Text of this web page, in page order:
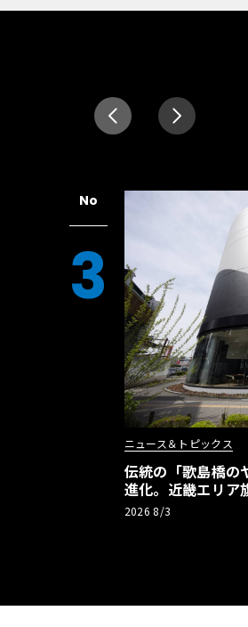
No
3
ニュース＆トピックス
伝統の「歌島橋の
進化。近畿エリア
ーアル
2026 8/3